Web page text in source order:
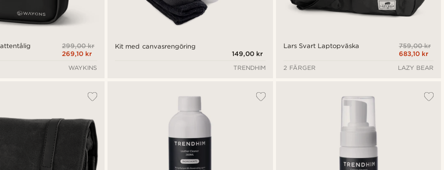
299,00 kr
269,10 kr
WAYKINS
Kit med canvasrengöring
149,00 kr
TRENDHIM
Lars Svart Laptopväska
759,00 kr
683,10 kr
2 FÄRGER
LAZY BEAR